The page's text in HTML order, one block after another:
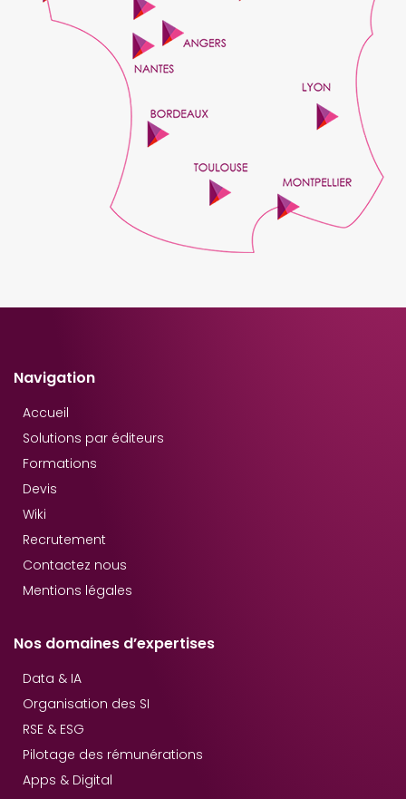
Navigation
Accueil
Solutions par éditeurs
Formations
Devis
Wiki
Recrutement
Contactez nous
Mentions légales
Nos domaines d’expertises
Data & IA
Organisation des SI
RSE & ESG
Pilotage des rémunérations
Apps & Digital